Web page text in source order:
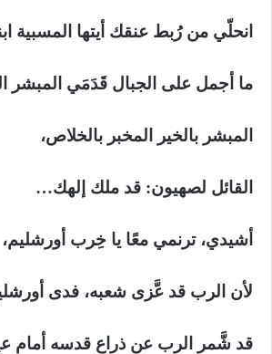
انحلّي من رُبط عنقك أيتها المسبية
ما أجمل على الجبال قَدَمَي المبشر
المبشر بالخير المخبر بالخلاص،
القائل لصهيون: قد ملك إلهك…
أشيدي، ترنمي معًا يا خِرب أورشليم،
لأن الرب قد عَّزى شعبه، فدى
قد شَّمر الرب عن ذراع قدسه أمام